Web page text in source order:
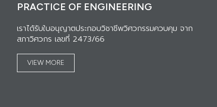
PRACTICE OF ENGINEERING
เราได้รับใบอนุญาตประกอบวิชาชีพวิศวกรรมควบคุม จาก
สภาวิศวกร เลขที่ 2473/66
VIEW MORE